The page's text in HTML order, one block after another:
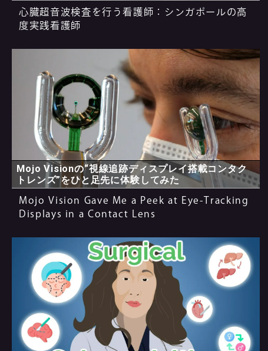
心臓超音波検査を行う看護師：シンガポールの高
度実践看護師
Mojo Visionの“視線追跡ディスプレイ搭載コンタク
トレンズ”をひと足先に体験してみた
Mojo Vision Gave Me a Peek at Eye-Tracking
Displays in a Contact Lens